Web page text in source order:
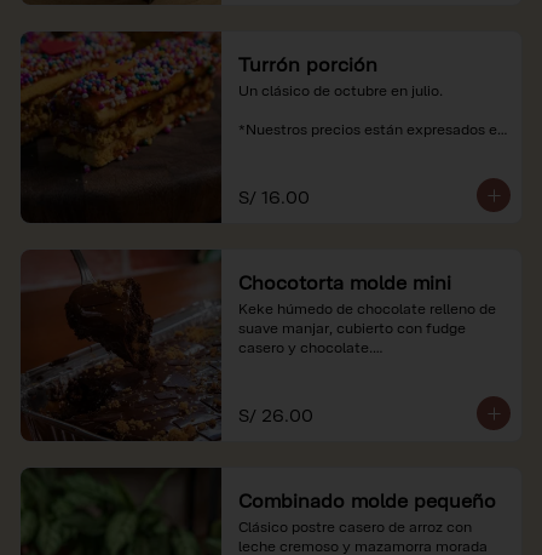
Turrón porción
Un clásico de octubre en julio.
*Nuestros precios están expresados en
S/ 16.00
Chocotorta molde mini
Keke húmedo de chocolate relleno de
suave manjar, cubierto con fudge
casero y chocolate.
soles e incluyen impuestos de ley y
recargo al consumo. Imagenes
S/ 26.00
Combinado molde pequeño
Clásico postre casero de arroz con
leche cremoso y mazamorra morada